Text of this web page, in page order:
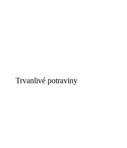
Trvanlivé potraviny